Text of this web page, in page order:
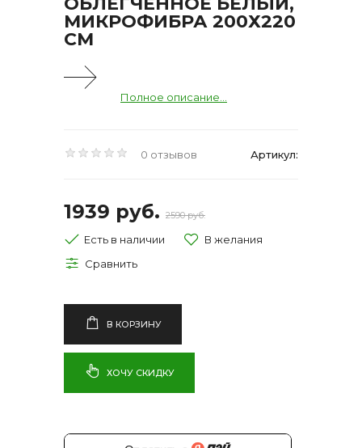
МИКРОФИБРА 200Х220
СМ
Полное описание...
0 отзывов Артикул:
1939 руб. 2590 руб.
Есть в наличии
В КОРЗИНУ
ХОЧУ СКИДКУ